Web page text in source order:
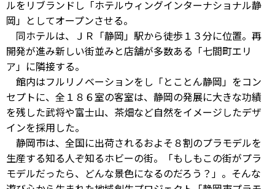
ルをリブランドし「ホテルウィングインターナショナル静
岡」としてオープンさせる。
同ホテルは、ＪＲ「静岡」駅から徒歩１３分に位置。再
開発が進み新しい街並みと店舗が多数ある「七間町エリ
ア」に隣接する。
館内はフルリノベーションをし「とことん静岡」をコン
セプトに、全１８６室の客室は、静岡の発展に大きな功績
を残した武将や富士山、茶畑など自然をイメージしたデザ
インを採用した。
静岡市は、全国に出荷されるおよそ８割のプラモデルを
生産する知る人ぞ知るホビーの街。「もしもこの街がプラ
モデルだったら、どんな景色になるのだろう？」。そんな